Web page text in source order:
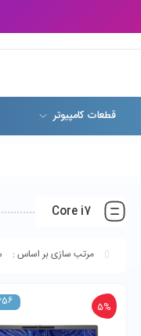
قطعات کامپیوتر
Core i7
5%